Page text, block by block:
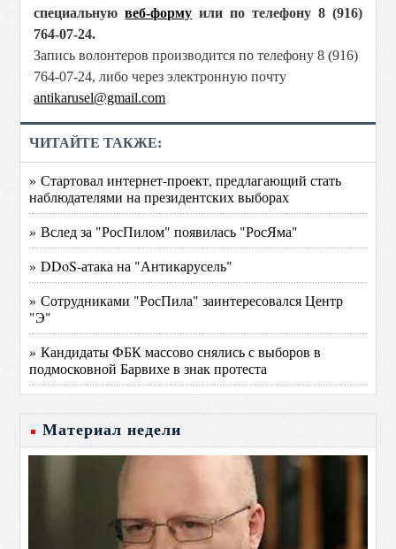
специальнуювеб-форму или по телефону 8 (916)
764-07-24.
Запись волонтеров производится по телефону 8 (916)
764-07-24, либо через электронную почту
antikarusel@gmail.com
ЧИТАЙТЕ ТАКЖЕ:
» Стартовал интернет-проект, предлагающий стать
наблюдателями на президентских выборах
» Вслед за "РосПилом" появилась "РосЯма"
» DDoS-атака на "Антикарусель"
» Сотрудниками "РосПила" заинтересовался Центр
"Э"
» Кандидаты ФБК массово снялись с выборов в
подмосковной Барвихе в знак протеста
Материал недели